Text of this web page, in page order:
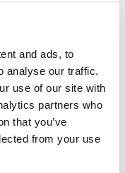
and ads, to
analyse our traffic.
use of our site with
partners who
that you’ve
from your use
cyfrowe